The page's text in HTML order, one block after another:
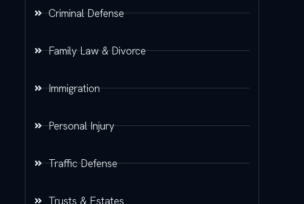
Criminal Defense
Family Law & Divorce
Immigration
Personal Injury
Traffic Defense
Trusts & Estates